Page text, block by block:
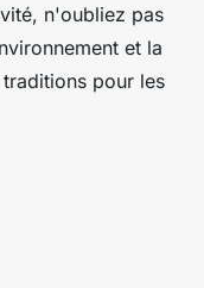
n'oubliez pas
et la
pour les